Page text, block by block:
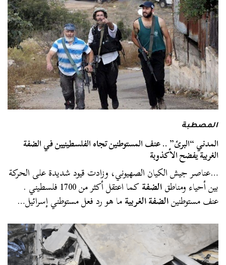
المصطبة
المدني “البرئ” .. عنف المستوطنين تجاه الفلسطينيين في الضفة
الغربية يفضح الأكذوبة
…عناصر جيش الكيان الصهيوني، وزادت قيود شديدة على الحركة
بين أحياء ومناطقالضفة كما اعتقل أكثر من 1700 فلسطيني .
عنف مستوطنينالضفة الغربيةما هو رد فعل مستوطني إسرائيل…